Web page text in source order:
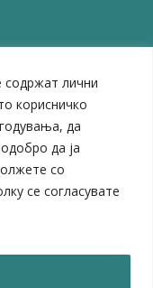
лични
корисничко
да
да ја
со
се согласувате
самоуправа
регион